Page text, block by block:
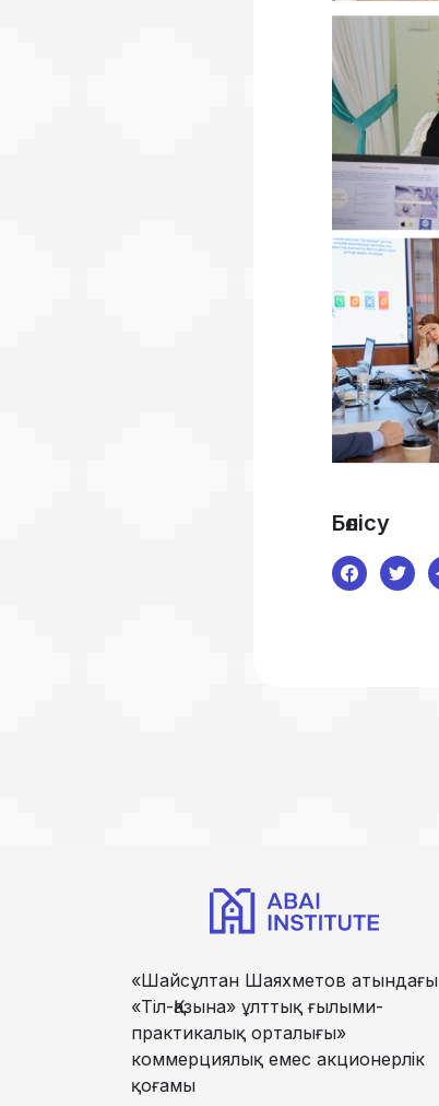
Бөлісу
«Шайсұлтан Шаяхметов атындағы
«Тіл-Қазына» ұлттық ғылыми-
практикалық орталығы»
коммерциялық емес акционерлік
қоғамы